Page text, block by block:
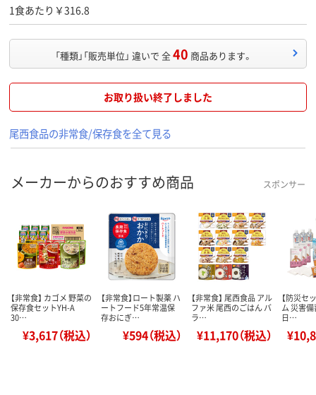
1食あたり￥316.8
「種類」「販売単位」 違いで 全40 商品あります。
お取り扱い終了しました
尾西食品の非常食/保存食を全て見る
メーカーからのおすすめ商品 スポンサー
【非常食】 カゴメ 野菜の
保存食セットYH-A
30…
¥3,617（税込）
【非常食】ロート製薬 ハ
ートフード5年常温保
存おにぎ…
¥594（税込）
【非常食】 尾西食品 アル
ファ米 尾西のごはん バ
ラ…
¥11,170（税込）
【防災セ
ム 災害備
日…